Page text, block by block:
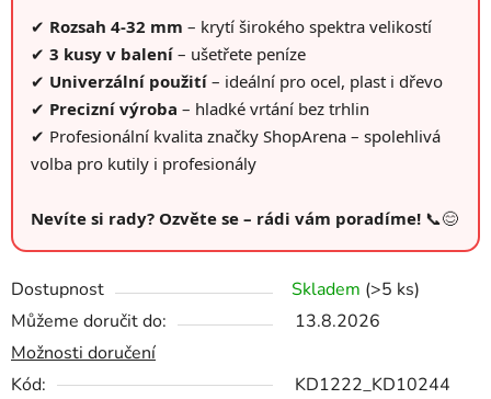
✔ Rozsah 4-32 mm – krytí širokého spektra velikostí
✔ 3 kusy v balení – ušetřete peníze
✔ Univerzální použití – ideální pro ocel, plast i dřevo
✔ Precizní výroba – hladké vrtání bez trhlin
✔ Profesionální kvalita značky ShopArena – spolehlivá
volba pro kutily i profesionály
Nevíte si rady? Ozvěte se – rádi vám poradíme! 📞😊
Dostupnost Skladem (>5 ks)
Můžeme doručit do:
13.8.2026
Možnosti doručení
Kód:
KD1222_KD10244